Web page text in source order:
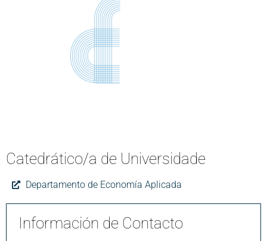
Catedrático/a de Universidade
Departamento de Economía Aplicada
Información de Contacto